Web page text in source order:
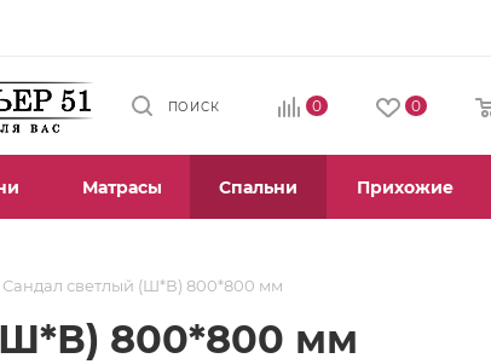
ПОИСК 0 0
Матрасы Спальни Прихожие
Сандал светлый (Ш*В) 800*800 мм
800*800 мм